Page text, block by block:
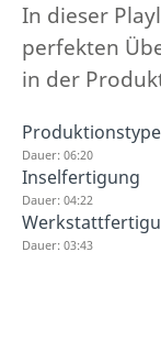
In dieser
perfekten
in der
Dauer: 06:20
Inselfertigung
Dauer: 04:22
Dauer: 03:43